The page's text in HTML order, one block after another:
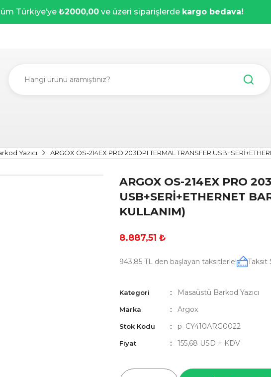
Türkiye’ye ₺2000,00 ve üzeri siparişlerde kargo bedava!
Yazıcı ARGOX OS-214EX PRO 203DPI TERMAL TRANSFER
ARGOX OS-214EX PRO
USB+SERİ+ETHERNET
KULLANIM)
8.887,51 ₺
943,85 TL den başlayan taksitlerle! Taksit
Kategori Masaüstü Barkod Yazıcı
Marka Argox
Stok Kodu p_CY410ARG0022
Fiyat 155,68 USD + KDV